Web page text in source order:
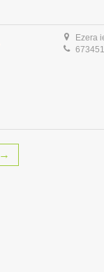
Ezera
→